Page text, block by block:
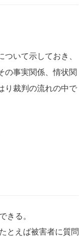
いて示しておき、
の事実関係、情状関
り裁判の流れの中で
きる。
とえば被害者に質問